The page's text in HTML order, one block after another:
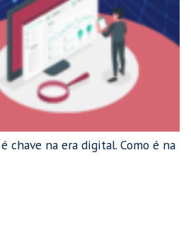
chave na era digital. Como é na